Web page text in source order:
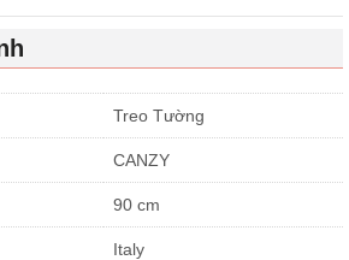
Treo Tường
CANZY
90 cm
Italy